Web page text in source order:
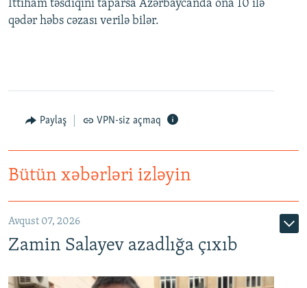
İttiham təsdiqini taparsa Azərbaycanda ona 10 ilə
qədər həbs cəzası verilə bilər.
Paylaş VPN-siz açmaq
Bütün xəbərləri izləyin
Avqust 07, 2026
Zamin Salayev azadlığa çıxıb